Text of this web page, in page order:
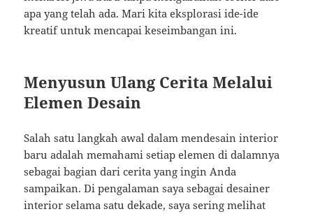
apa yang telah ada. Mari kita eksplorasi ide-ide
kreatif untuk mencapai keseimbangan ini.
Menyusun Ulang Cerita Melalui
Elemen Desain
Salah satu langkah awal dalam mendesain interior
baru adalah memahami setiap elemen di dalamnya
sebagai bagian dari cerita yang ingin Anda
sampaikan. Di pengalaman saya sebagai desainer
interior selama satu dekade, saya sering melihat